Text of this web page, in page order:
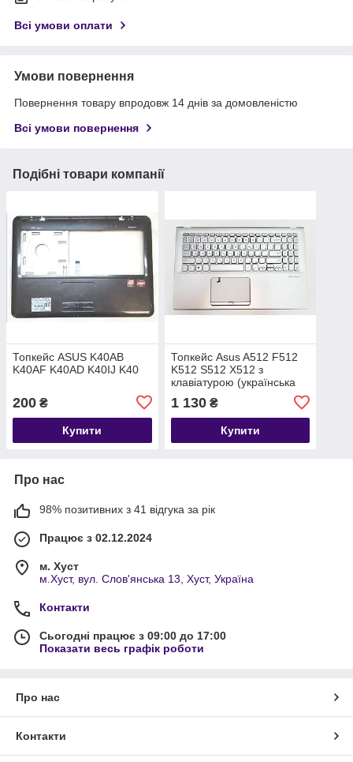
Всі умови оплати
Умови повернення
Повернення товару впродовж 14 днів за домовленістю
Всі умови повернення
Подібні товари компанії
Топкейс ASUS K40AB
K40AF K40AD K40IJ K40
200 ₴
Купити
Топкейс Asus A512 F512
K512 S512 X512 з
клавіатурою (українська
1 130₴
Купити
Про нас
98% позитивних з 41 відгука за рік
Працює з 02.12.2024
м. Хуст
м.Хуст, вул. Слов'янська 13, Хуст, Україна
Контакти
Сьогодні працює з 09:00 до 17:00
Показати весь графік роботи
Про нас
Контакти